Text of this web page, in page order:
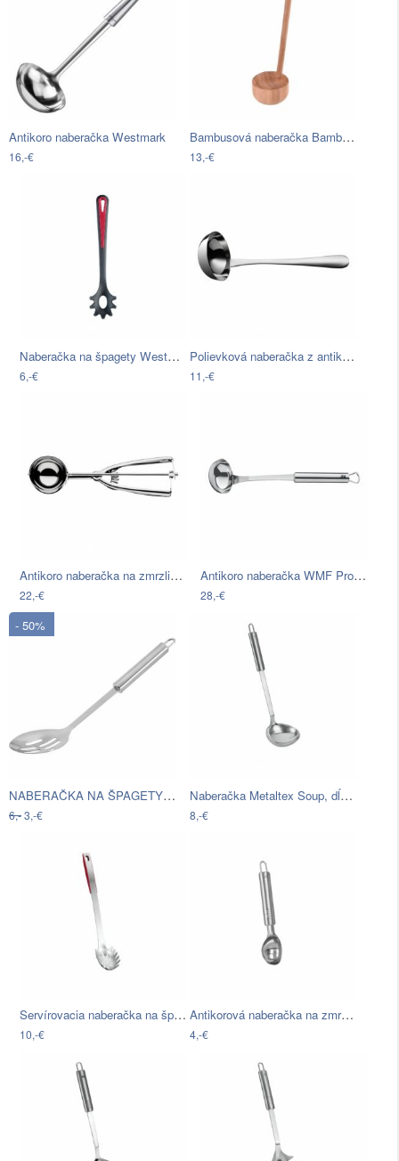
Antikoro naberačka Westmark
16,-€
Bambusová naberačka Bambum Hierro
13,-€
Naberačka na špagety Westmark Gallant
6,-€
Polievková naberačka z antikoro ocele…
11,-€
Antikoro naberačka na zmrzlinu…
22,-€
Antikoro naberačka WMF Profi Plus V
28,-€
- 50%
NABERAČKA NA ŠPAGETY DANI
6,-3,-€
Naberačka Metaltex Soup, dĺžka 31 cm
8,-€
Servírovacia naberačka na špagety z…
10,-€
Antikorová naberačka na zmrzlinu…
4,-€